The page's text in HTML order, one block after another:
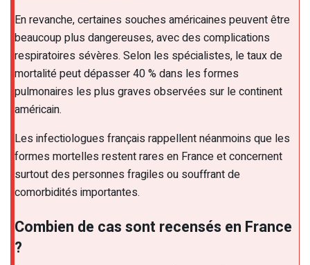
En revanche, certaines souches américaines peuvent être
beaucoup plus dangereuses, avec des complications
respiratoires sévères. Selon les spécialistes, le taux de
mortalité peut dépasser 40 % dans les formes
pulmonaires les plus graves observées sur le continent
américain.
Les infectiologues français rappellent néanmoins que les
formes mortelles restent rares en France et concernent
surtout des personnes fragiles ou souffrant de
comorbidités importantes.
Combien de cas sont recensés en France
?